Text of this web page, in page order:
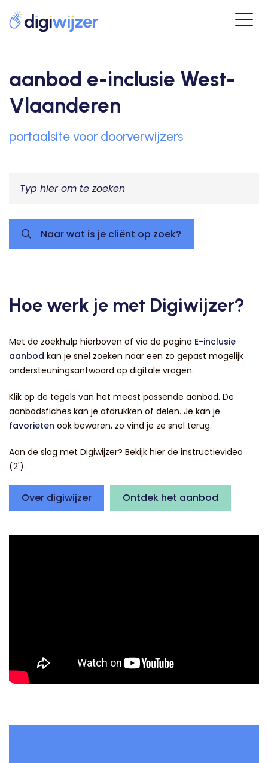
aanbod e-inclusie West-
Vlaanderen
portaalsite voor doorverwijzers
Naar wat is je cliënt op zoek?
Hoe werk je met Digiwijzer?
Met de zoekhulp hierboven of via de pagina E-inclusie
aanbod kan je snel zoeken naar een zo gepast mogelijk
ondersteuningsantwoord op digitale vragen.
Klik op de tegels van het meest passende aanbod. De
aanbodsfiches kan je afdrukken of delen. Je kan je
favorieten ook bewaren, zo vind je ze snel terug.
Aan de slag met Digiwijzer? Bekijk hier de instructievideo
(2').
Over digiwijzer Ontdek het aanbod